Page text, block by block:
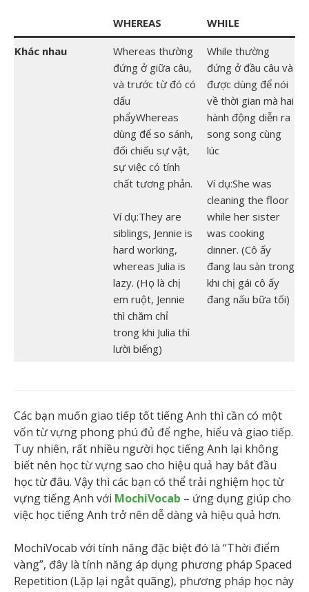
WHEREAS WHILE
Khác nhau
Whereas thường
đứng ở giữa câu,
và trước từ đó có
dấu
phẩyWhereas
dùng để so sánh,
đối chiếu sự vật,
sự việc có tính
chất tương phản.
Ví dụ:They are
siblings, Jennie is
hard working,
whereas Julia is
lazy. (Họ là chị
em ruột, Jennie
thì chăm chỉ
trong khi Julia thì
lười biếng)
While thường
đứng ở đầu câu và
được dùng để nói
về thời gian mà hai
hành động diễn ra
song song cùng
lúc
Ví dụ:She was
cleaning the floor
while her sister
was cooking
dinner. (Cô ấy
đang lau sàn trong
khi chị gái cô ấy
đang nấu bữa tối)
Các bạn muốn giao tiếp tốt tiếng Anh thì cần có một
vốn từ vựng phong phú đủ để nghe, hiểu và giao tiếp.
Tuy nhiên, rất nhiều người học tiếng Anh lại không
biết nên học từ vựng sao cho hiệu quả hay bắt đầu
học từ đâu. Vậy thì các bạn có thể trải nghiệm học từ
vựng tiếng Anh với MochiVocab – ứng dụng giúp cho
việc học tiếng Anh trở nên dễ dàng và hiệu quả hơn.
MochiVocab với tính năng đặc biệt đó là “Thời điểm
vàng”, đây là tính năng áp dụng phương pháp Spaced
Repetition (Lặp lại ngắt quãng), phương pháp học này